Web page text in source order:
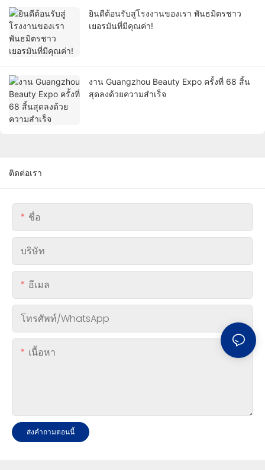
ยินดีต้อนรับสู่โรงงานของเรา พันธมิตรชาว
เยอรมันที่มีคุณค่า!
งาน Guangzhou Beauty Expo ครั้งที่ 68 สิ้น
สุดลงด้วยความสำเร็จ
ติดต่อเรา
ชื่อ
บริษัท
อีเมล
โทรศัพท์/WhatsApp
เนื้อหา
ส่งคำถามตอนนี้